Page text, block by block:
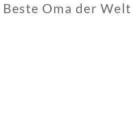
Oma der Welt